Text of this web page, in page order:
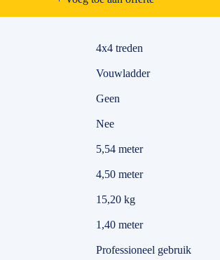
4x4 treden
Vouwladder
Geen
Nee
5,54 meter
4,50 meter
15,20 kg
1,40 meter
Professioneel gebruik